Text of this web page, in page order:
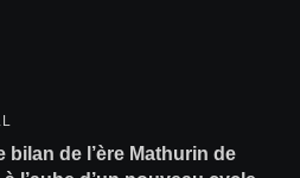
bilan de l’ère Mathurin de